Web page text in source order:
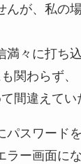
んが、私の
満々に打ち
関わらず、
間違えてい
パスワード
ー画面にな